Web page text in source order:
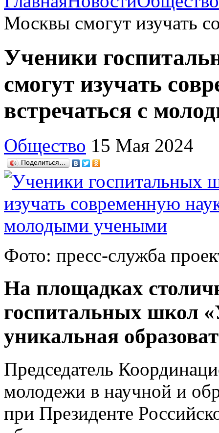
Москвы смогут изучать
Ученики
смогут изучать
встречаться с
Общество 15 Мая 2024
Поделиться…
Фото: пресс-служба
На площадках
госпитальных школ
уникальная
Председатель
молодежи в научной и
при Президенте